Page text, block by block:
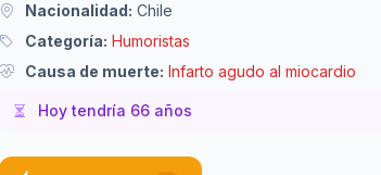
Nacionalidad: Chile
Categoría: Humoristas
Causa de muerte: Infarto agudo al miocardio
Hoy tendría 66 años